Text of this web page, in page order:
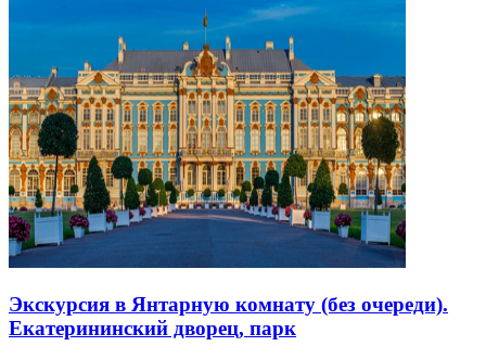
Экскурсия в Янтарную комнату (без очереди).
Екатерининский дворец, парк